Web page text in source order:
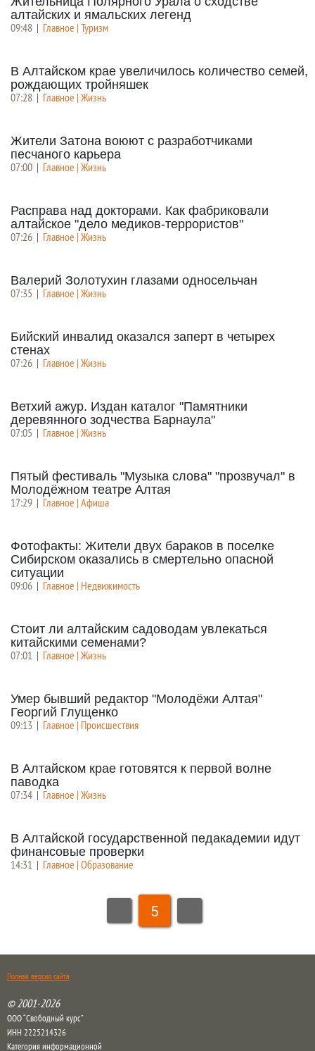
алтайских и ямальских легенд
09:48 | Главное | Туризм
В Алтайском крае увеличилось количество семей,
рождающих тройняшек
07:28 | Главное | Жизнь
Жители Затона воюют с разработчиками
песчаного карьера
07:00 | Главное | Жизнь
Расправа над докторами. Как фабриковали
алтайское "дело медиков-террористов"
07:26 | Главное | Жизнь
Валерий Золотухин глазами односельчан
07:35 | Главное | Жизнь
Бийский инвалид оказался заперт в четырех
стенах
07:26 | Главное | Жизнь
Ветхий ажур. Издан каталог "Памятники
деревянного зодчества Барнаула"
07:05 | Главное | Жизнь
Пятый фестиваль "Музыка слова" "прозвучал" в
Молодёжном театре Алтая
17:29 | Главное | Афиша
Фотофакты: Жители двух бараков в поселке
Сибирском оказались в смертельно опасной
ситуации
09:06 | Главное | Недвижимость
Стоит ли алтайским садоводам увлекаться
китайскими семенами?
07:01 | Главное | Жизнь
Умер бывший редактор "Молодёжи Алтая"
Георгий Глущенко
09:13 | Главное | Происшествия
В Алтайском крае готовятся к первой волне
паводка
07:34 | Главное | Жизнь
В Алтайской государственной педакадемии идут
финансовые проверки
14:31 | Главное | Образование
5
Полная версия сайта
© 2001-2026
ООО “Свободный курс”
ИНН 2225214326
Категория информационной